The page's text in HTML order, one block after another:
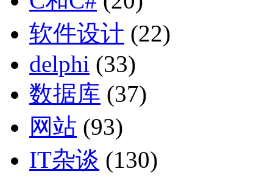
软件设计 (22)
delphi (33)
数据库 (37)
网站 (93)
IT杂谈 (130)